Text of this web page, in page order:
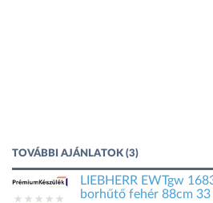
TOVÁBBI AJÁNLATOK (3)
LIEBHERR EWTgw
borhűtő fehér 88cm 33